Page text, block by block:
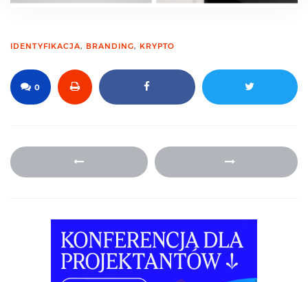
IDENTYFIKACJA, BRANDING, KRYPTO
0